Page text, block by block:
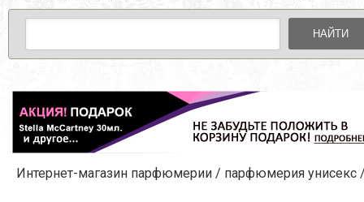
ПАРТНЕРСТВО
КОНТАКТЫ
УНИСЕКС ПАРФЮМЕРИЯ
ЖЕНСКИЕ НАБОРЫ
МУЖСКИЕ НАБОРЫ
УНИСЕКС НАБОРЫ
УХОД ЗА ЛИЦОМ
УХОД ЗА ТЕЛОМ
НАЙТИ
Интернет-магазин парфюмерии / парфюмерия унисекс